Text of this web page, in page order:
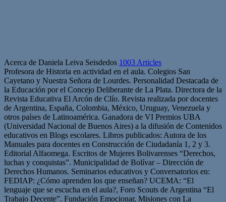
Acerca de Daniela Leiva Seisdedos 1003 Articles
Profesora de Historia en actividad en el aula. Colegios San
Cayetano y Nuestra Señora de Lourdes. Personalidad Destacada de
la Educación por el Concejo Deliberante de La Plata. Directora de la
Revista Educativa El Arcón de Clío. Revista realizada por docentes
de Argentina, España, Colombia, México, Uruguay, Venezuela y
otros países de Latinoamérica. Ganadora de VI Premios UBA
(Universidad Nacional de Buenos Aires) a la difusión de Contenidos
educativos en Blogs escolares. Libros publicados: Autora de los
Manuales para docentes en Construcción de Ciudadanía 1, 2 y 3.
Editorial Alfaomega. Escritos de Mujeres Bolivarenses “Derechos,
luchas y conquistas”. Municipalidad de Bolívar – Dirección de
Derechos Humanos. Seminarios educativos y Conversatorios en:
FEDIAP: ¿Cómo aprenden los que enseñan? UCEMA: “El
lenguaje que se escucha en el aula?, Foro Scouts de Argentina “El
Trabajo Decente”. Fundación Emocionar, Misiones con La